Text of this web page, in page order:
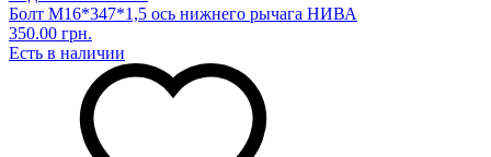
Болт М16*347*1,5 ось нижнего рычага НИВА
350.00 грн.
Есть в наличии